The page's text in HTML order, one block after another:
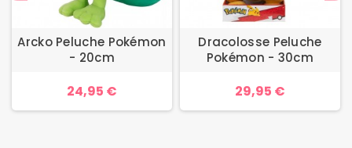
Arcko Peluche Pokémon
- 20cm
24,95 €
Dracolosse Peluche
Pokémon - 30cm
29,95 €